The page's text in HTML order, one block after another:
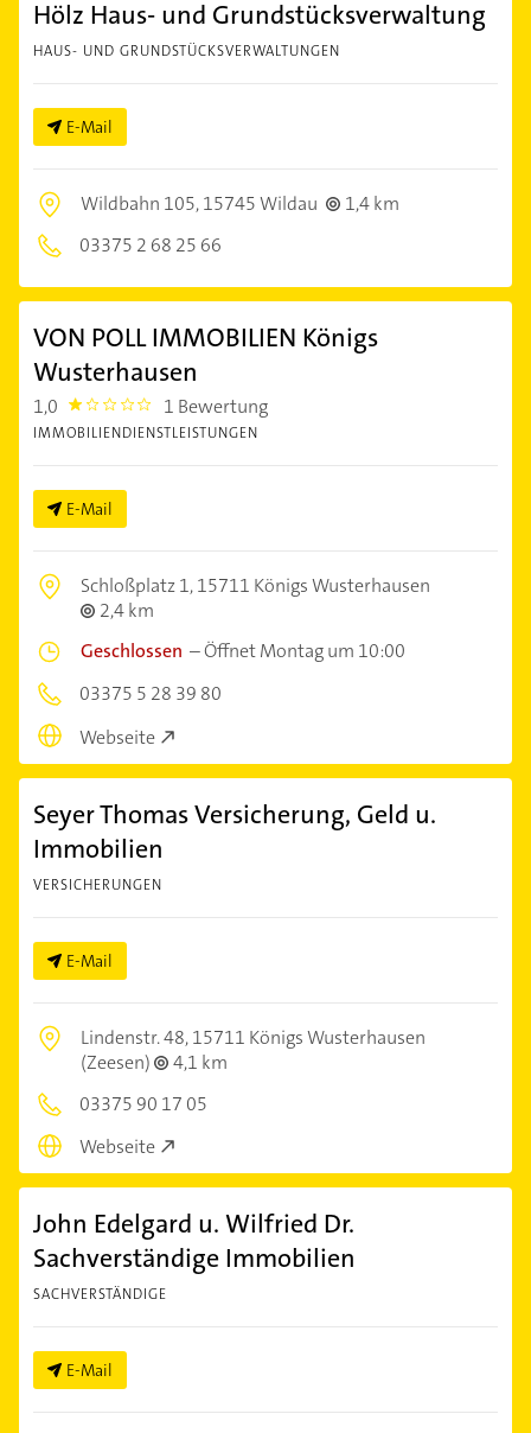
Hölz Haus- und Grundstücksverwaltung
HAUS- UND GRUNDSTÜCKSVERWALTUNGEN
E-Mail
Wildbahn 105,15745 Wildau
1,4 km
03375 2 68 25 66
VON POLL IMMOBILIEN Königs
Wusterhausen
1,0 1.0 1 Bewertung
IMMOBILIENDIENSTLEISTUNGEN
E-Mail
Schloßplatz 1,15711 Königs Wusterhausen
2,4 km
Geschlossen –Öffnet Montag um 10:00
03375 5 28 39 80
Webseite
Seyer Thomas Versicherung, Geld u.
Immobilien
VERSICHERUNGEN
E-Mail
Lindenstr. 48,15711 Königs Wusterhausen
(Zeesen)
4,1 km
03375 90 17 05
Webseite
John Edelgard u. Wilfried Dr.
Sachverständige Immobilien
SACHVERSTÄNDIGE
E-Mail